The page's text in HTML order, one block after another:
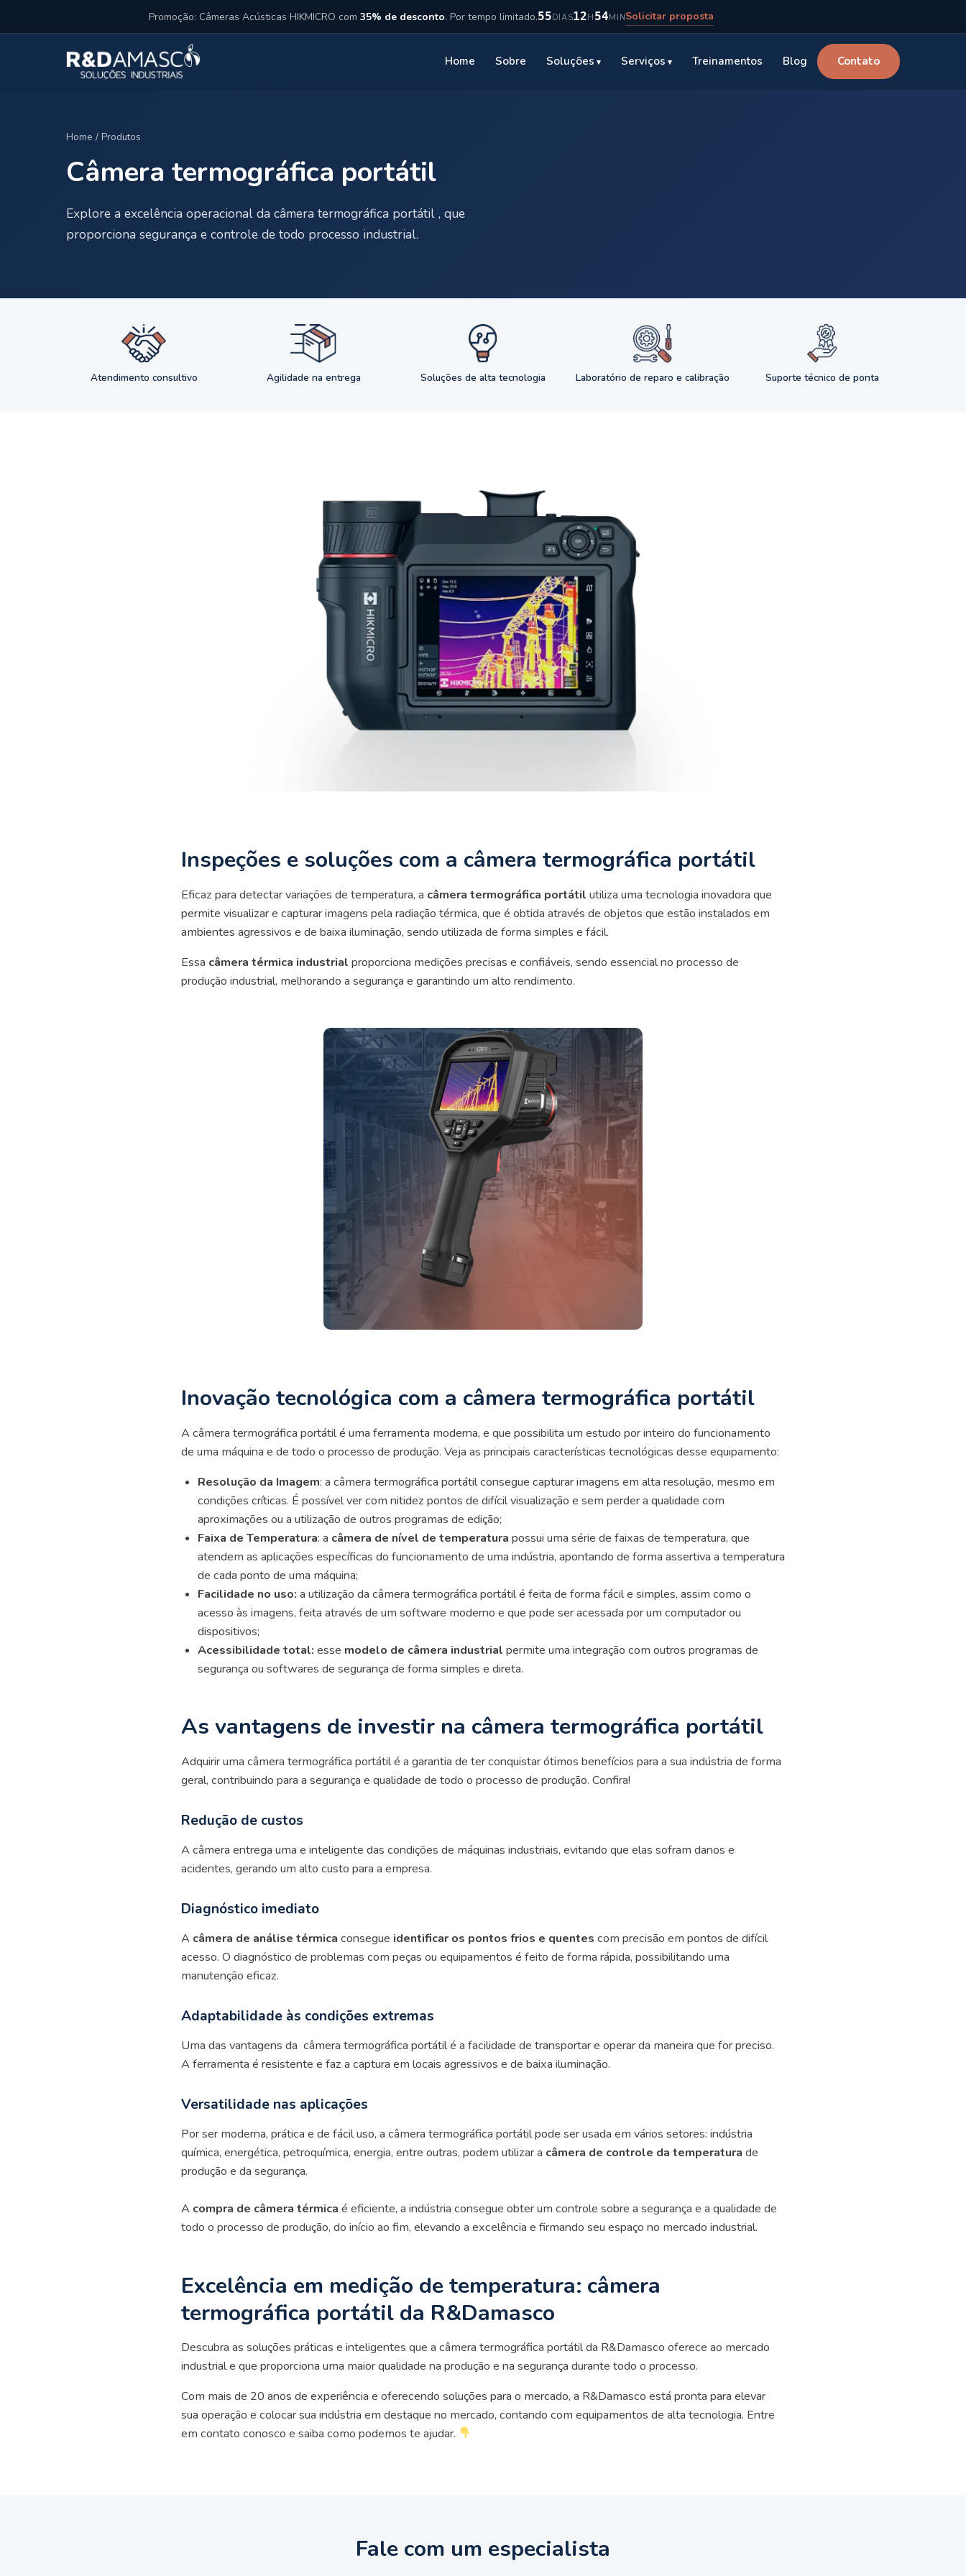
Promoção: Câmeras Acústicas HIKMICRO com 35% de desconto. Por tempo limitado.55DIAS12H 54MINSolicitar proposta
Home Sobre Soluções Serviços Treinamentos Blog Contato
Home / Produtos
Câmera termográfica portátil
Explore a excelência operacional da câmera termográfica portátil , que
proporciona segurança e controle de todo processo industrial.
Atendimento consultivo Agilidade na entrega Soluções de alta tecnologia Laboratório de reparo e calibração Suporte técnico de ponta
Inspeções e soluções com a câmera termográfica portátil
Eficaz para detectar variações de temperatura, a câmera termográfica portátil utiliza uma tecnologia inovadora que
permite visualizar e capturar imagens pela radiação térmica, que é obtida através de objetos que estão instalados em
ambientes agressivos e de baixa iluminação, sendo utilizada de forma simples e fácil.
Essa câmera térmica industrial proporciona medições precisas e confiáveis, sendo essencial no processo de
produção industrial, melhorando a segurança e garantindo um alto rendimento.
Inovação tecnológica com a câmera termográfica portátil
A câmera termográfica portátil é uma ferramenta moderna, e que possibilita um estudo por inteiro do funcionamento
de uma máquina e de todo o processo de produção. Veja as principais características tecnológicas desse equipamento:
Resolução da Imagem: a câmera termográfica portátil consegue capturar imagens em alta resolução, mesmo em
condições críticas. É possível ver com nitidez pontos de difícil visualização e sem perder a qualidade com
aproximações ou a utilização de outros programas de edição;
Faixa de Temperatura: a câmera de nível de temperatura possui uma série de faixas de temperatura, que
atendem as aplicações específicas do funcionamento de uma indústria, apontando de forma assertiva a temperatura
de cada ponto de uma máquina;
Facilidade no uso: a utilização da câmera termográfica portátil é feita de forma fácil e simples, assim como o
acesso às imagens, feita através de um software moderno e que pode ser acessada por um computador ou
dispositivos;
Acessibilidade total: esse modelo de câmera industrial permite uma integração com outros programas de
segurança ou softwares de segurança de forma simples e direta.
As vantagens de investir na câmera termográfica portátil
Adquirir uma câmera termográfica portátil é a garantia de ter conquistar ótimos benefícios para a sua indústria de forma
geral, contribuindo para a segurança e qualidade de todo o processo de produção. Confira!
Redução de custos
A câmera entrega uma e inteligente das condições de máquinas industriais, evitando que elas sofram danos e
acidentes, gerando um alto custo para a empresa.
Diagnóstico imediato
A câmera de análise térmica consegue identificar os pontos frios e quentes com precisão em pontos de difícil
acesso. O diagnóstico de problemas com peças ou equipamentos é feito de forma rápida, possibilitando uma
manutenção eficaz.
Adaptabilidade às condições extremas
Uma das vantagens da câmera termográfica portátil é a facilidade de transportar e operar da maneira que for preciso.
A ferramenta é resistente e faz a captura em locais agressivos e de baixa iluminação.
Versatilidade nas aplicações
Por ser moderna, prática e de fácil uso, a câmera termográfica portátil pode ser usada em vários setores: indústria
química, energética, petroquímica, energia, entre outras, podem utilizar a câmera de controle da temperatura de
produção e da segurança.
A compra de câmera térmica é eficiente, a indústria consegue obter um controle sobre a segurança e a qualidade de
todo o processo de produção, do início ao fim, elevando a excelência e firmando seu espaço no mercado industrial.
Excelência em medição de temperatura: câmera
termográfica portátil da R&Damasco
Descubra as soluções práticas e inteligentes que a câmera termográfica portátil da R&Damasco oferece ao mercado
industrial e que proporciona uma maior qualidade na produção e na segurança durante todo o processo.
Com mais de 20 anos de experiência e oferecendo soluções para o mercado, a R&Damasco está pronta para elevar
sua operação e colocar sua indústria em destaque no mercado, contando com equipamentos de alta tecnologia. Entre
em contato conosco e saiba como podemos te ajudar.
Fale com um especialista